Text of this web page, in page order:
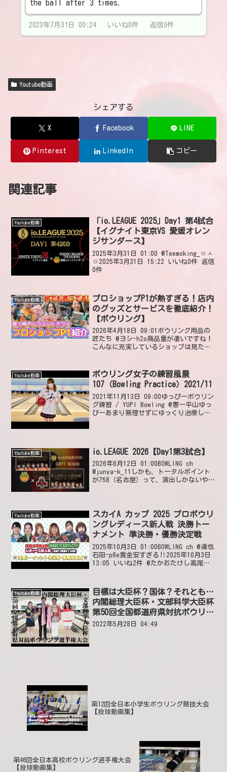
the ball after 3 times.
2023年7月31日 00:24 いいね0件 返信0件
Youtube動画
シェアする
X Facebook LINE
Pinterest LinkedIn コピー
関連記事
Youtube動画
「io.LEAGUE 2025」Day1 第4試合
【イグナイト東京VS 愛媛オレン
ジサンダース】
2025年3月31日 01:00 @Teemoking_ㅇㅅ
ㅇ2025年3月31日 15:22 いいね0件 返信
0件
Youtube動画
プロショップP1が熱すぎる！店内
のグッズとサービスを徹底紹介！
【ボウリング】
2026年4月18日 09:01ボウリング用品の
匠たち @ヨシ-h2o商品量が凄いですね！
こんなに充実しているショップは見た事
ていませんが、早く投げたいとウズウズ
してい...
Youtube動画
ボウリング女子の練習風景
107（Bowling Practice）2021/11
2021年11月13日 09:00ゆっぴーボウリン
グ練習 / YUPI Bowling @憲一平山ゆっ
ぴーあまり無理せずにゆっくり治療して
Youtube動画 io.LEAGUE 2026【Day1第3試合】
2026年6月12日 01:00BOWLING ch
@junya-k_11しかも、トータルポイント
が758（名古屋）って、演出しかないや
Youtube動画
スカイA カップ 2025 プロボウリ
ングレディース新人戦 決勝トー
ナメント 準決勝・優勝決定戦
2025年10月3日 01:00BOWLING ch @達也
石田-p6e賞金安すぎる‼️2025年10月3日
13:05 いいね2件 @たかおたけし高尾健
Youtube動画
目標は大臣杯？国体？それとも…
内閣総理大臣杯・文部科学大臣杯
第50回全国都道府県対抗ボウリン
グ選手権大会
2022年5月28日 04:49
第12回全日本小学生ボウリング競技大会
【投球動画集】
第46回全日本高校ボウリング選手権大会
【投球動画集】